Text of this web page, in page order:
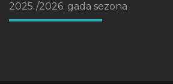
2025./2026. gada sezona